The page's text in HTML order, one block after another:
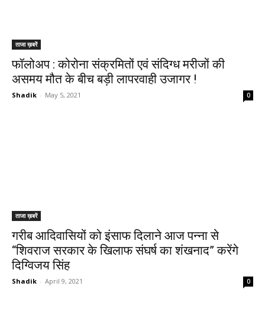
ताजा ख़बरें
फॉलोअप : कोरोना संक्रमितों एवं संदिग्ध मरीजों की
असमय मौत के बीच बड़ी लापरवाही उजागर !
Shadik - May 5, 2021 0
ताजा ख़बरें
गरीब आदिवासियों को इंसाफ दिलाने आज पन्ना से
“शिवराज सरकार के खिलाफ संघर्ष का शंखनाद” करेंगे
दिग्विजय सिंह
Shadik - April 9, 2021 0